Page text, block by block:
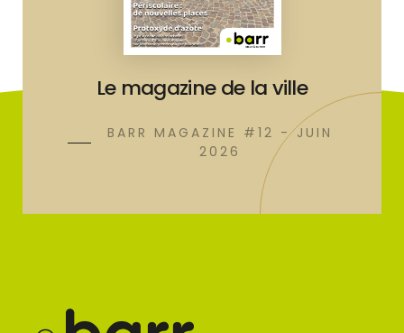
Le magazine de la ville
BARR MAGAZINE #12 - JUIN
2026